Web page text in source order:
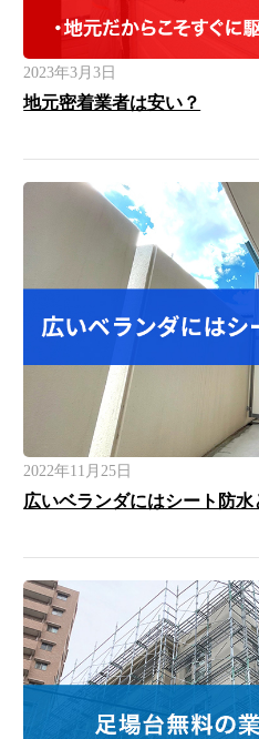
2023年3月3日
地元密着業者は安い？
2022年11月25日
広いベランダにはシート防水